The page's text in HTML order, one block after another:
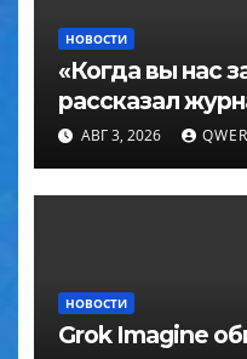
НОВОСТИ
«Когда вы нас
рассказал
покорению
АВГ 3, 2026
НОВОСТИ
Grok Imagine